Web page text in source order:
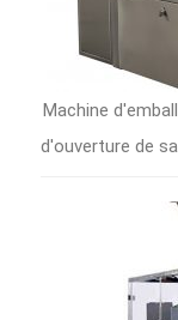
Machine
d'ouverture de